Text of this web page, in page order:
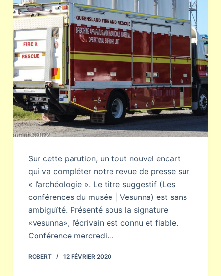
Sur cette parution, un tout nouvel encart
qui va compléter notre revue de presse sur
« l’archéologie ». Le titre suggestif (Les
conférences du musée | Vesunna) est sans
ambiguïté. Présenté sous la signature
«vesunna», l’écrivain est connu et fiable.
Conférence mercredi…
ROBERT 12 FÉVRIER 2020